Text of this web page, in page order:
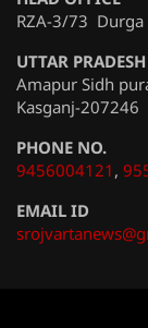
RZA-3/73
UTTAR
Amapur Sidh
Kasganj-207246
PHONE NO.
9456004121 ,
EMAIL ID